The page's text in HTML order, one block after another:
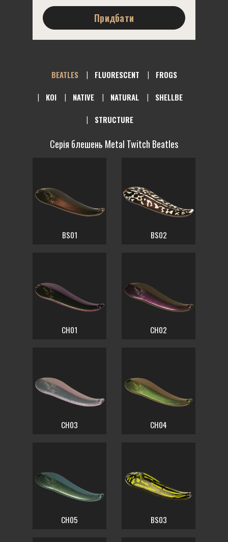
Придбати
BEATLES FLUORESCENT
FROGS
KOI
NATIVE NATURAL
SHELLBE
STRUCTURE
Серія блешень Metal Twitch Beatles
BS01 BS02
CH01 CH02
CH03 CH04
CH05 BS03